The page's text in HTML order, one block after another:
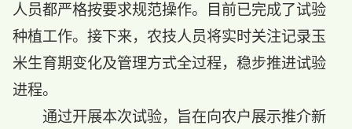
人员都严格按要求规范操作。目前已完成了试验
种植工作。接下来，农技人员将实时关注记录玉
米生育期变化及管理方式全过程，稳步推进试验
进程。
通过开展本次试验，旨在向农户展示推介新